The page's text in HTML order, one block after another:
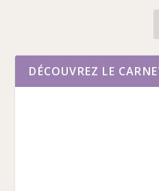
DÉCOUVREZ LE